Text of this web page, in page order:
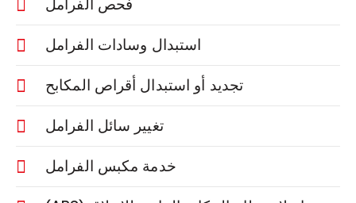
فحص الفرامل
استبدال وسادات الفرامل
تجديد أو استبدال أقراص المكابح
تغيير سائل الفرامل
خدمة مكبس الفرامل